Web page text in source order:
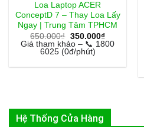
Loa Laptop ACER
ConceptD 7 – Thay Loa Lấy
Ngay | Trung Tâm TPHCM
650.000₫ Giá
gốc
là:
650.000₫.
350.000₫Giá
hiện
350.000₫.
Giá tham khảo – 📞 1800
6025 (0đ/phút)
Hệ Thống Cửa Hàng